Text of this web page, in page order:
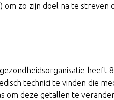
om zo zijn doel na te streven
heeft
technici te vinden die
om deze getallen te